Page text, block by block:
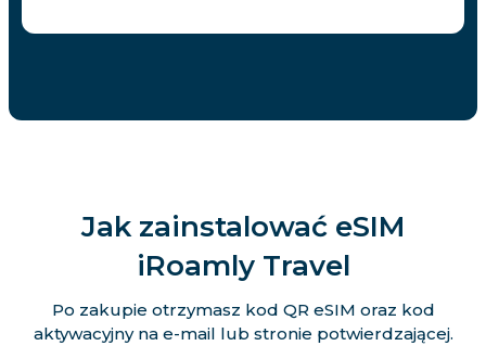
Jak zainstalować eSIM
iRoamly Travel
Po zakupie otrzymasz kod QR eSIM oraz kod
aktywacyjny na e-mail lub stronie potwierdzającej.